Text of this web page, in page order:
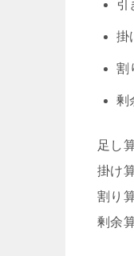
掛
割
剰
足し
掛け
割り
剰余